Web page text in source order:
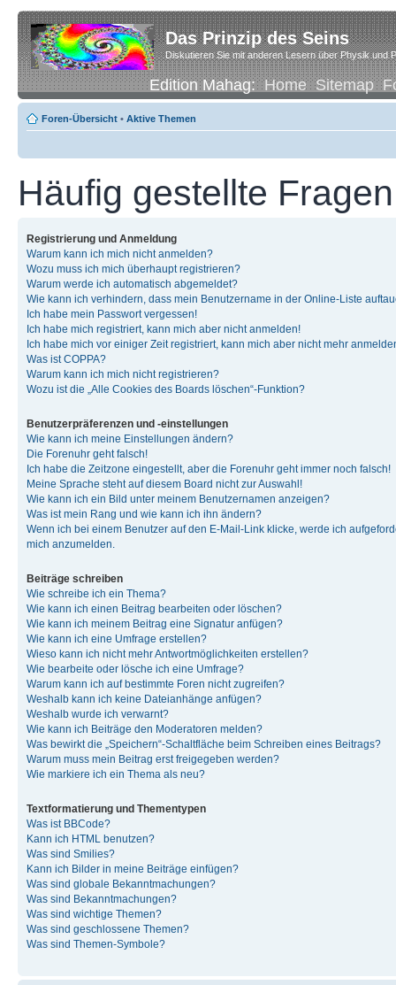
Das Prinzip des Seins
Diskutieren Sie mit anderen Lesern über Physik und
Edition Mahag:Home Sitemap
Foren-Übersicht • Aktive Themen
Häufig gestellte Fragen
Registrierung und Anmeldung
Warum kann ich mich nicht anmelden?
Wozu muss ich mich überhaupt registrieren?
Warum werde ich automatisch abgemeldet?
Wie kann ich verhindern, dass mein Benutzername in der Online-Liste
Ich habe mein Passwort vergessen!
Ich habe mich registriert, kann mich aber nicht anmelden!
Ich habe mich vor einiger Zeit registriert, kann mich aber nicht mehr
Was ist COPPA?
Warum kann ich mich nicht registrieren?
Wozu ist die „Alle Cookies des Boards löschen“-Funktion?
Benutzerpräferenzen und -einstellungen
Wie kann ich meine Einstellungen ändern?
Die Forenuhr geht falsch!
Ich habe die Zeitzone eingestellt, aber die Forenuhr geht immer noch falsch!
Meine Sprache steht auf diesem Board nicht zur Auswahl!
Wie kann ich ein Bild unter meinem Benutzernamen anzeigen?
Was ist mein Rang und wie kann ich ihn ändern?
Wenn ich bei einem Benutzer auf den E-Mail-Link klicke, werde ich
mich anzumelden.
Beiträge schreiben
Wie schreibe ich ein Thema?
Wie kann ich einen Beitrag bearbeiten oder löschen?
Wie kann ich meinem Beitrag eine Signatur anfügen?
Wie kann ich eine Umfrage erstellen?
Wieso kann ich nicht mehr Antwortmöglichkeiten erstellen?
Wie bearbeite oder lösche ich eine Umfrage?
Warum kann ich auf bestimmte Foren nicht zugreifen?
Weshalb kann ich keine Dateianhänge anfügen?
Weshalb wurde ich verwarnt?
Wie kann ich Beiträge den Moderatoren melden?
Was bewirkt die „Speichern“-Schaltfläche beim Schreiben eines Beitrags?
Warum muss mein Beitrag erst freigegeben werden?
Wie markiere ich ein Thema als neu?
Textformatierung und Thementypen
Was ist BBCode?
Kann ich HTML benutzen?
Was sind Smilies?
Kann ich Bilder in meine Beiträge einfügen?
Was sind globale Bekanntmachungen?
Was sind Bekanntmachungen?
Was sind wichtige Themen?
Was sind geschlossene Themen?
Was sind Themen-Symbole?